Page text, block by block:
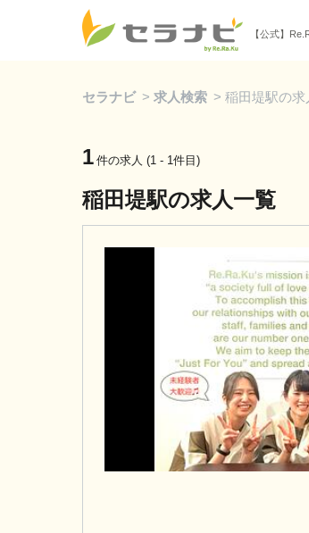
【公式】
セラナビ > 求人検索 > 稲田堤駅の求
1 件の求人 (1 - 1件目)
稲田堤駅の求人一覧